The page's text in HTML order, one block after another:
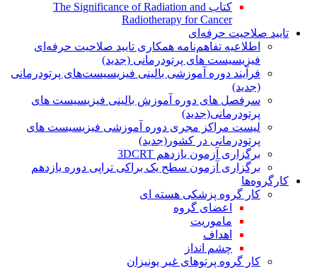
کتاب The Significance of Radiation and
Radiotherapy for Cancer
تایید صلاحیت حرفه‌ای
اطلاعیه تفاهم‌نامه همکاری تایید صلاحیت حرفه‌ای
فیزیسیست های پرتودرمانی (جدید)
فرآیند دوره آموزشی بالینی فیزیسیست‌های پرتودرمانی
(جدید)
سرفصل های دوره آموزش بالینی فیزیسیست های
پرتودرمانی(جدید)
لیست مراکز مجری دوره آموزشی فیزیسیست های
پرتودرمانی در کشور(جدید)
برگزاری آزمون یازدهم 3DCRT
برگزاری آزمون سطح یک براکی تراپی دوره یازدهم
کارگروه‌ها
کار گروه پزشکی هسته ای
اعضای گروه
ماموریت
اهداف
چشم انداز
کار گروه پرتوهای غیر یونیزان